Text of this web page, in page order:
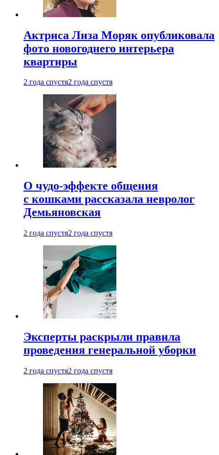
Актриса Лиза Моряк опубликовала
фото новогоднего интерьера
квартиры
2 года спустя2 года спустя
О чудо-эффекте общения
с кошками рассказала невролог
Демьяновская
2 года спустя2 года спустя
Эксперты раскрыли правила
проведения генеральной уборки
2 года спустя2 года спустя